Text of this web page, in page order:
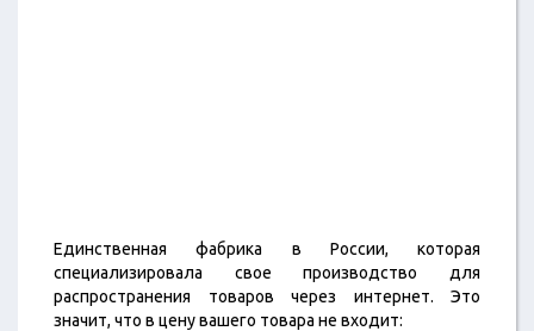
Единственная фабрика в России, которая
специализировала свое производство для
распространения товаров через интернет. Это
значит, что в цену вашего товара не входит: